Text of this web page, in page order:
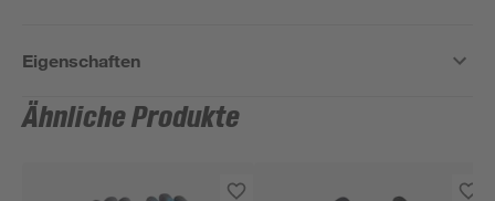
Eigenschaften
Ähnliche Produkte